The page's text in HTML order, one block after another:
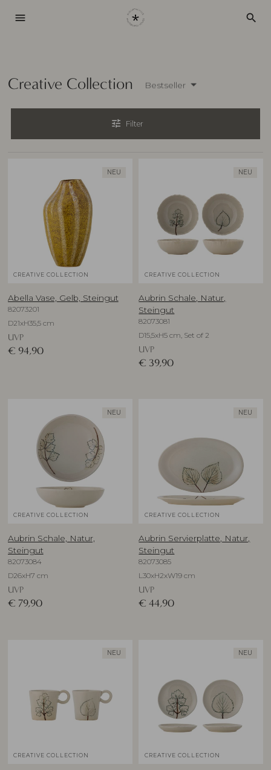
menu search
Creative Collection Bestseller
tune Filter
NEU
CREATIVE COLLECTION
Abella Vase, Gelb, Steingut
82073201
D21xH35,5 cm
UVP
€ 94,90
NEU
CREATIVE COLLECTION
Aubrin Schale, Natur,
Steingut
82073081
D15,5xH5 cm, Set of 2
UVP
€ 39,90
NEU
CREATIVE COLLECTION
Aubrin Schale, Natur,
Steingut
82073084
D26xH7 cm
UVP
€ 79,90
NEU
CREATIVE COLLECTION
Aubrin Servierplatte, Natur,
Steingut
82073085
L30xH2xW19 cm
UVP
€ 44,90
NEU
CREATIVE COLLECTION
NEU
CREATIVE COLLECTION